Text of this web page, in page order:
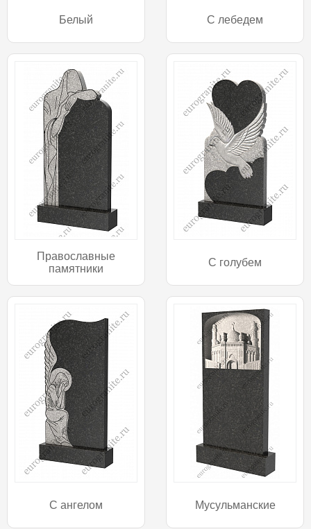
Белый С лебедем
Православные
памятники
С голубем
С ангелом Мусульманские